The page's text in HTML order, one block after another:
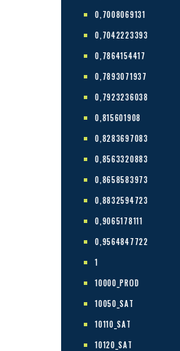
0,7008069131
0,7042223393
0,7864154417
0,7893071937
0,7923236038
0,815601908
0,8283697083
0,8563320883
0,8658583973
0,8832594723
0,9065178111
0,9564847722
1
10000_PROD
10050_SAT
10110_SAT
10120_SAT